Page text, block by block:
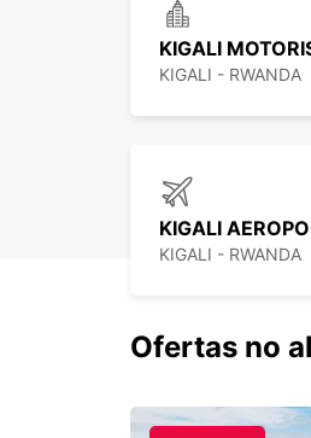
KIGALI
KIGALI - RWANDA
KIGALI - RWANDA
Ofertas no